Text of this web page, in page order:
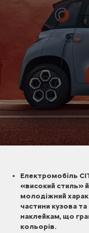
Електромобіль
«високий стиль»
молодіжний
частини кузова
наклейкам, що
кольорів.